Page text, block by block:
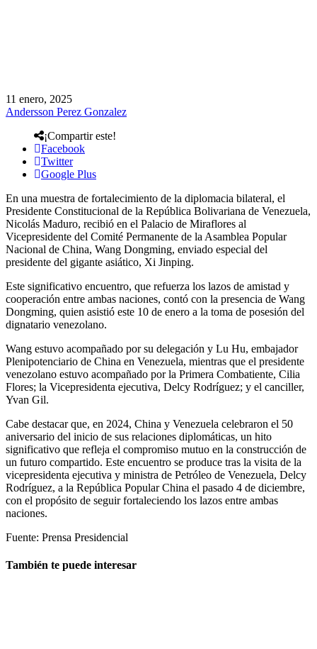
11 enero, 2025
Andersson Perez Gonzalez
¡Compartir este!
Facebook
Twitter
Google Plus
En una muestra de fortalecimiento de la diplomacia bilateral, el
Presidente Constitucional de la República Bolivariana de Venezuela,
Nicolás Maduro, recibió en el Palacio de Miraflores al
Vicepresidente del Comité Permanente de la Asamblea Popular
Nacional de China, Wang Dongming, enviado especial del
presidente del gigante asiático, Xi Jinping.
Este significativo encuentro, que refuerza los lazos de amistad y
cooperación entre ambas naciones, contó con la presencia de Wang
Dongming, quien asistió este 10 de enero a la toma de posesión del
dignatario venezolano.
Wang estuvo acompañado por su delegación y Lu Hu, embajador
Plenipotenciario de China en Venezuela, mientras que el presidente
venezolano estuvo acompañado por la Primera Combatiente, Cilia
Flores; la Vicepresidenta ejecutiva, Delcy Rodríguez; y el canciller,
Yvan Gil.
Cabe destacar que, en 2024, China y Venezuela celebraron el 50
aniversario del inicio de sus relaciones diplomáticas, un hito
significativo que refleja el compromiso mutuo en la construcción de
un futuro compartido. Este encuentro se produce tras la visita de la
vicepresidenta ejecutiva y ministra de Petróleo de Venezuela, Delcy
Rodríguez, a la República Popular China el pasado 4 de diciembre,
con el propósito de seguir fortaleciendo los lazos entre ambas
naciones.
Fuente: Prensa Presidencial
También te puede interesar